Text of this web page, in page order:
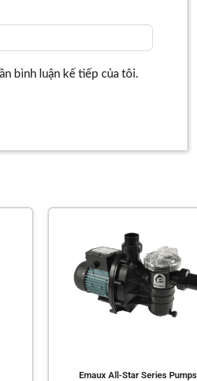
bình luận kế tiếp của tôi.
Emaux All-Star Series Pumps